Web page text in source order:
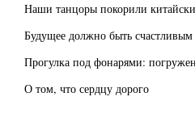
Наши танцоры покорили
Будущее должно быть счастливым
Прогулка под фонарями:
О том, что сердцу дорого